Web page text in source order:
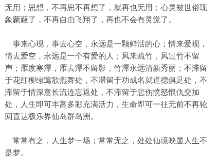
无用；思想，不再思不再想了，就再也无用；心灵被世俗现
象蒙蔽了，不再自由飞翔了，再也不会有灵觉了。
事来心现，事去心空，永远是一颗鲜活的心；情来爱现，
情去爱空，永远是一个有爱的人；风来疏竹，风过竹不留
声；雁度寒潭，雁去潭不留影，竹潭永远清新秀丽；不滞留
于花红柳绿莺歌燕舞处，不滞留于功成名就道德俱足处，不
滞留于情深意长流连忘返处，不滞留于悲伤愤怒恨仇交加
处，人生即可丰富多彩充满活力，生命即可一往无前不再轮
回直达极乐界仙岛群岛洲。
常常有之，人生梦一场；常常无之，处处仙境映显人生不
是梦。